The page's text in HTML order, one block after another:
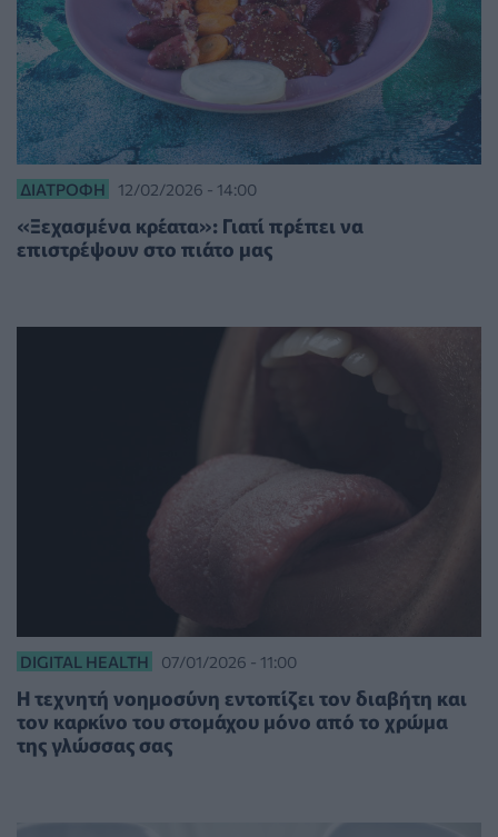
ΔΙΑΤΡΟΦΉ 12/02/2026 - 14:00
«Ξεχασμένα κρέατα»: Γιατί πρέπει να
επιστρέψουν στο πιάτο μας
DIGITAL HEALTH 07/01/2026 - 11:00
Η τεχνητή νοημοσύνη εντοπίζει τον διαβήτη και
τον καρκίνο του στομάχου μόνο από το χρώμα
της γλώσσας σας